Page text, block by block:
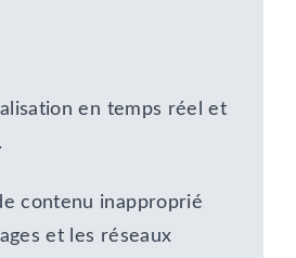
en temps réel et
contenu inapproprié
et les réseaux